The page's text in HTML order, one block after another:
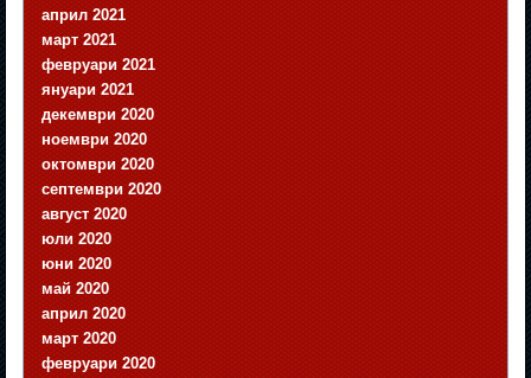
април 2021
март 2021
февруари 2021
януари 2021
декември 2020
ноември 2020
октомври 2020
септември 2020
август 2020
юли 2020
юни 2020
май 2020
април 2020
март 2020
февруари 2020